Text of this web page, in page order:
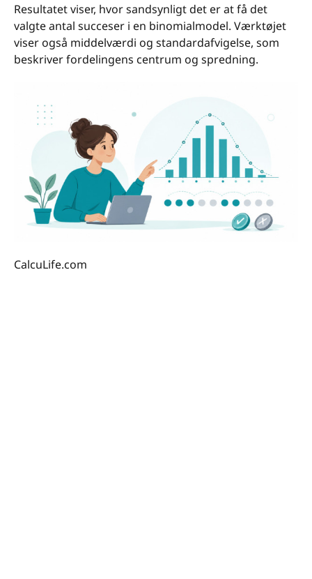
Resultatet viser, hvor sandsynligt det er at få det
valgte antal succeser i en binomialmodel. Værktøjet
viser også middelværdi og standardafvigelse, som
beskriver fordelingens centrum og spredning.
CalcuLife.com